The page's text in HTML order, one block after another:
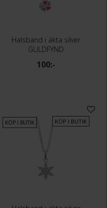
Halsband i äkta silver
GULDFYND
100:-
KÖP I BUTIK KÖP I BUTIK